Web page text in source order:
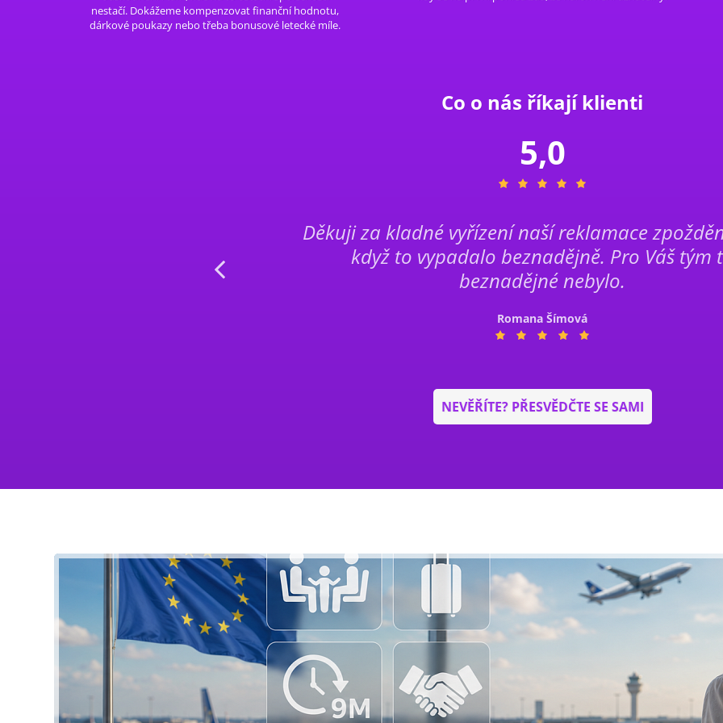
nestačí. Dokážeme kompenzovat finanční hodnotu,
dárkové poukazy nebo třeba bonusové letecké míle.
Co o nás říkají klienti
5,0
Děkuji za kladné vyřízení naší reklamace
když to vypadalo beznadějně. Pro Váš tým
beznadějné nebylo.
Romana Šímová
NEVĚŘÍTE? PŘESVĚDČTE SE SAMI